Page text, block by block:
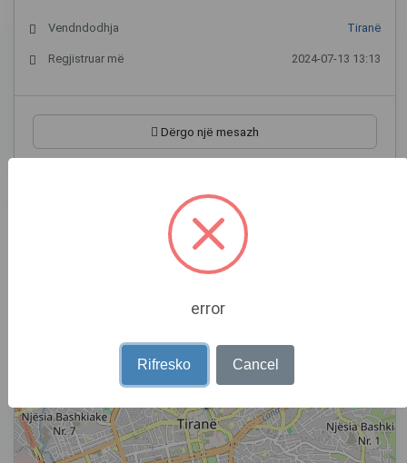
Vendndodhja Tiranë
Regjistruar më 2024-07-13 13:13
Dërgo një mesazh
error
Rifresko Cancel